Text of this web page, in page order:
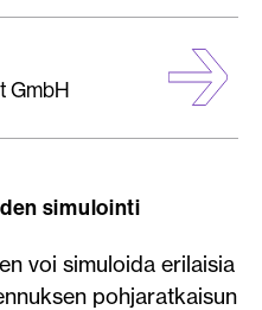
GmbH
simulointi
voi simuloida erilaisia
pohjaratkaisun